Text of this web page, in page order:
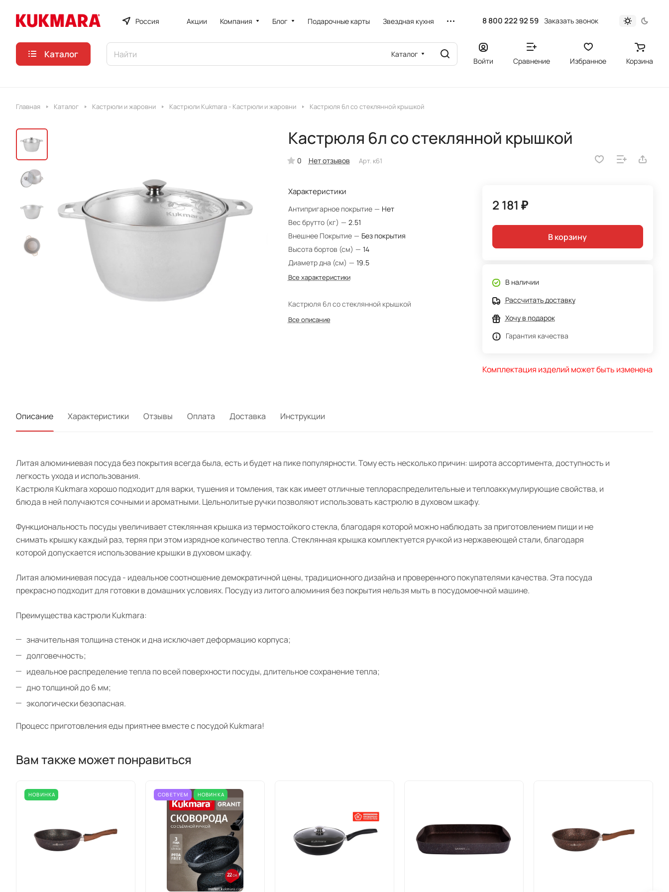
Россия Акции Компания Блог Подарочные карты Звездная кухня 8 800 222 92 59 Заказать звонок
Каталог Каталог
Войти Сравнение Избранное Корзина
Главная Каталог Кастрюли и жаровни Кастрюли Kukmara - Кастрюли и жаровни Кастрюля 6л со стеклянной крышкой
Кастрюля 6л со стеклянной крышкой
0 Нет отзывов Арт. к61
Характеристики
Антипригарное покрытие — Нет
Вес брутто (кг) — 2.51
Внешнее Покрытие — Без покрытия
Высота бортов (см) — 14
Диаметр дна (см) — 19.5
Все характеристики
Кастрюля 6л со стеклянной крышкой
Все описание
2 181 ₽
В корзину
В наличии
Рассчитать доставку
Хочу в подарок
Гарантия качества
Комплектация изделий может быть изменена
Описание Характеристики Отзывы Оплата Доставка Инструкции
Литая алюминиевая посуда без покрытия всегда была, есть и будет на пике популярности. Тому есть несколько причин: широта ассортимента, доступность и
легкость ухода и использования.
Кастрюля Kukmara хорошо подходит для варки, тушения и томления, так как имеет отличные теплораспределительные и теплоаккумулирующие свойства, и
блюда в ней получаются сочными и ароматными. Цельнолитые ручки позволяют использовать кастрюлю в духовом шкафу.
Функциональность посуды увеличивает стеклянная крышка из термостойкого стекла, благодаря которой можно наблюдать за приготовлением пищи и не
снимать крышку каждый раз, теряя при этом изрядное количество тепла. Стеклянная крышка комплектуется ручкой из нержавеющей стали, благодаря
которой допускается использование крышки в духовом шкафу.
Литая алюминиевая посуда - идеальное соотношение демократичной цены, традиционного дизайна и проверенного покупателями качества. Эта посуда
прекрасно подходит для готовки в домашних условиях. Посуду из литого алюминия без покрытия нельзя мыть в посудомоечной машине.
Преимущества кастрюли Kukmara:
значительная толщина стенок и дна исключает деформацию корпуса;
долговечность;
идеальное распределение тепла по всей поверхности посуды, длительное сохранение тепла;
дно толщиной до 6 мм;
экологически безопасная.
Процесс приготовления еды приятнее вместе с посудой Kukmara!
Вам также может понравиться
НОВИНКА СОВЕТУЕМ НОВИНКА